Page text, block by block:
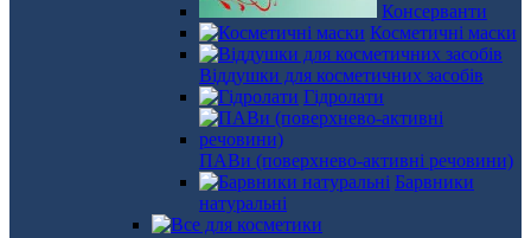
Консерванти
Косметичні маски
Віддушки для косметичних засобів
Гідролати
ПАВи (поверхнево-активні речовини)
Барвники
натуральні